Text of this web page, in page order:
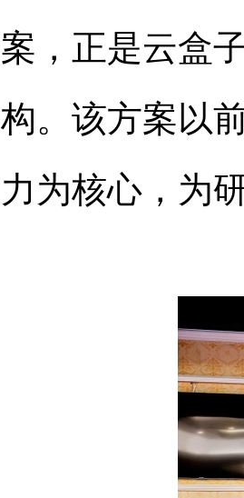
案，正是云盒
构。该方案以
力为核心，为